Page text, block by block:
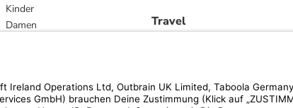
Kinder
Damen
Marken
Travel